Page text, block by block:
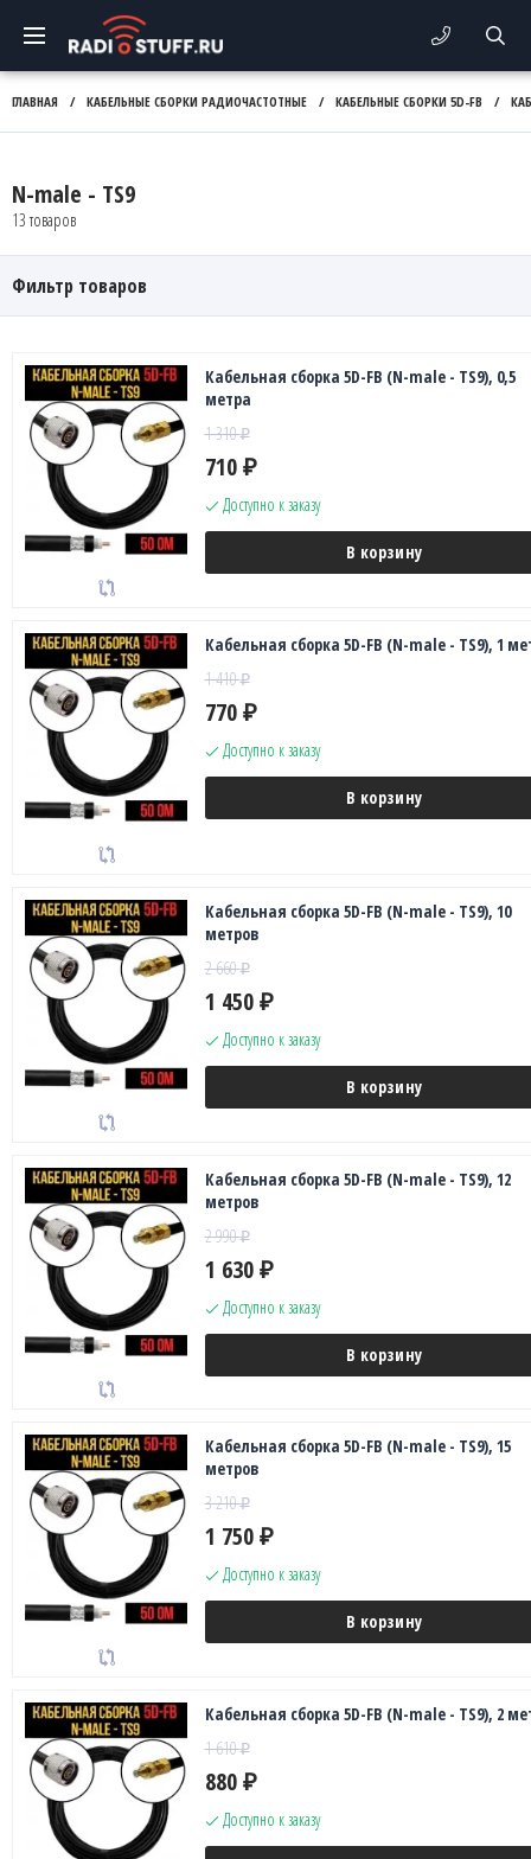
ГЛАВНАЯ / КАБЕЛЬНЫЕ СБОРКИ РАДИОЧАСТОТНЫЕ / КАБЕЛЬНЫЕ СБОРКИ 5D-FB /
N-male - TS9
13 товаров
Фильтр товаров
Кабельная сборка 5D-FB (N-male - TS9), 0,5
метра
1 310₽
710 ₽
Доступно к заказу
В корзину
Кабельная сборка 5D-FB (N-male - TS9), 1
1 410₽
770 ₽
Доступно к заказу
В корзину
Кабельная сборка 5D-FB (N-male - TS9), 10
метров
2 660₽
1 450 ₽
Доступно к заказу
В корзину
Кабельная сборка 5D-FB (N-male - TS9), 12
метров
2 990₽
1 630 ₽
Доступно к заказу
В корзину
Кабельная сборка 5D-FB (N-male - TS9), 15
метров
3 210₽
1 750 ₽
Доступно к заказу
В корзину
Кабельная сборка 5D-FB (N-male - TS9), 2
1 610₽
880 ₽
Доступно к заказу